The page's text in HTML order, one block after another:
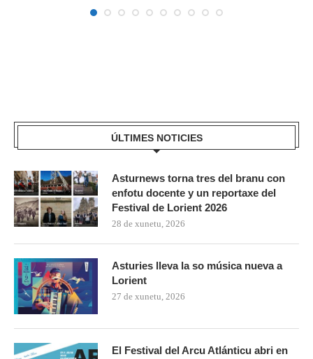
ÚLTIMES NOTICIES
Asturnews torna tres del branu con
enfotu docente y un reportaxe del
Festival de Lorient 2026
28 de xunetu, 2026
Asturies lleva la so música nueva a
Lorient
27 de xunetu, 2026
El Festival del Arcu Atlánticu abri en